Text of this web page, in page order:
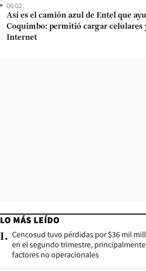
06:02
Así es el camión azul de Entel que
Coquimbo: permitió cargar celulares
Internet
LO MÁS LEÍDO
1. Cencosud tuvo pérdidas por $36 mil
en el segundo trimestre,
factores no operacionales